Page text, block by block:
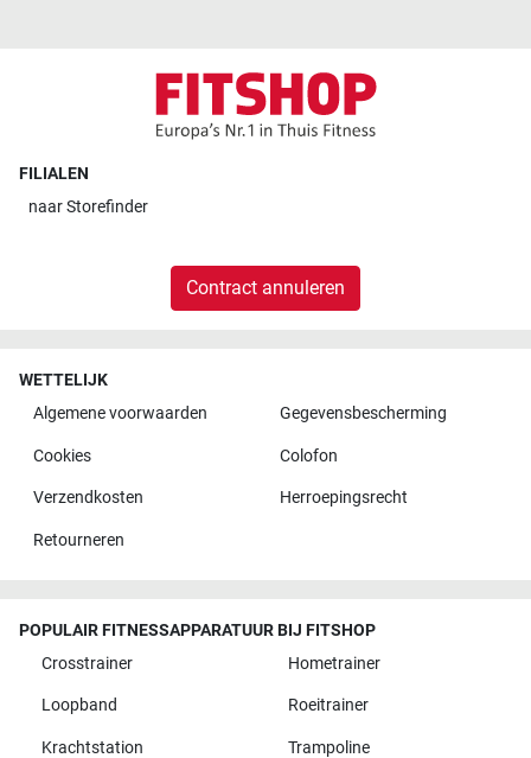
FILIALEN
naarStorefinder
Contract annuleren
WETTELIJK
Algemene voorwaarden
Gegevensbescherming
Cookies Colofon
Verzendkosten Herroepingsrecht
Retourneren
POPULAIR FITNESSAPPARATUUR BIJ FITSHOP
Crosstrainer
Hometrainer
Loopband Roeitrainer
Krachtstation Trampoline